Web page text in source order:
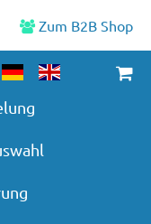
Zum B2B Shop